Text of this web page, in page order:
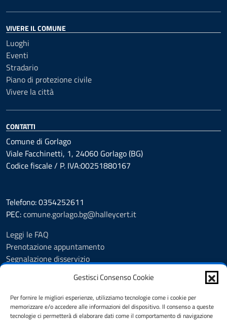
Gestisci Consenso Cookie
Per fornire le migliori esperienze, utilizziamo tecnologie come i cookie per
memorizzare e/o accedere alle informazioni del dispositivo. Il consenso a queste
tecnologie ci permetterà di elaborare dati come il comportamento di navigazione
VIVERE IL COMUNE
Luoghi
Eventi
Stradario
Piano di protezione civile
Vivere la città
CONTATTI
Comune di Gorlago
Viale Facchinetti, 1, 24060 Gorlago (BG)
Codice fiscale / P. IVA:00251880167
Telefono: 0354252611
PEC:comune.gorlago.bg@halleycert.it
Leggi le FAQ
Prenotazione appuntamento
Segnalazione disservizio
Cookie Policy
Informativa privacy